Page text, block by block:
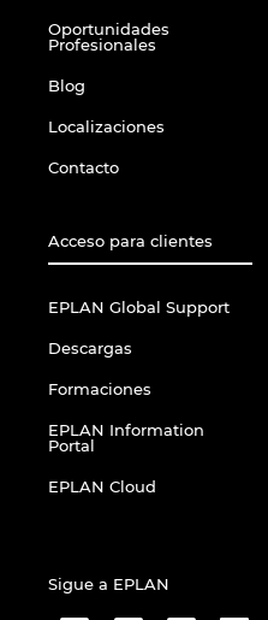
Oportunidades
Profesionales
Blog
Localizaciones
Contacto
Acceso para clientes
EPLAN Global Support
Descargas
Formaciones
EPLAN Information
Portal
EPLAN Cloud
Sigue a EPLAN